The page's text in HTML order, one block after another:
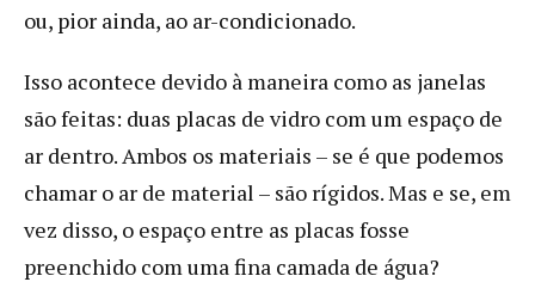
ou, pior ainda, ao ar-condicionado.
Isso acontece devido à maneira como as janelas
são feitas: duas placas de vidro com um espaço de
ar dentro. Ambos os materiais – se é que podemos
chamar o ar de material – são rígidos. Mas e se, em
vez disso, o espaço entre as placas fosse
preenchido com uma fina camada de água?